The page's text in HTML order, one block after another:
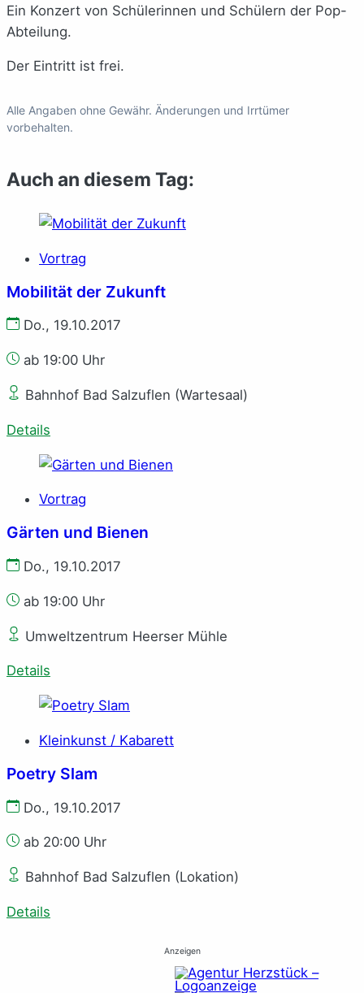
Ein Konzert von Schülerinnen und Schülern der Pop-
Abteilung.
Der Eintritt ist frei.
Alle Angaben ohne Gewähr. Änderungen und Irrtümer
vorbehalten.
Auch an diesem Tag:
Vortrag
Mobilität der Zukunft
Do., 19.10.2017
ab 19:00 Uhr
Bahnhof Bad Salzuflen (Wartesaal)
Details
Vortrag
Gärten und Bienen
Do., 19.10.2017
ab 19:00 Uhr
Umweltzentrum Heerser Mühle
Details
Kleinkunst / Kabarett
Poetry Slam
Do., 19.10.2017
ab 20:00 Uhr
Bahnhof Bad Salzuflen (Lokation)
Details
Anzeigen